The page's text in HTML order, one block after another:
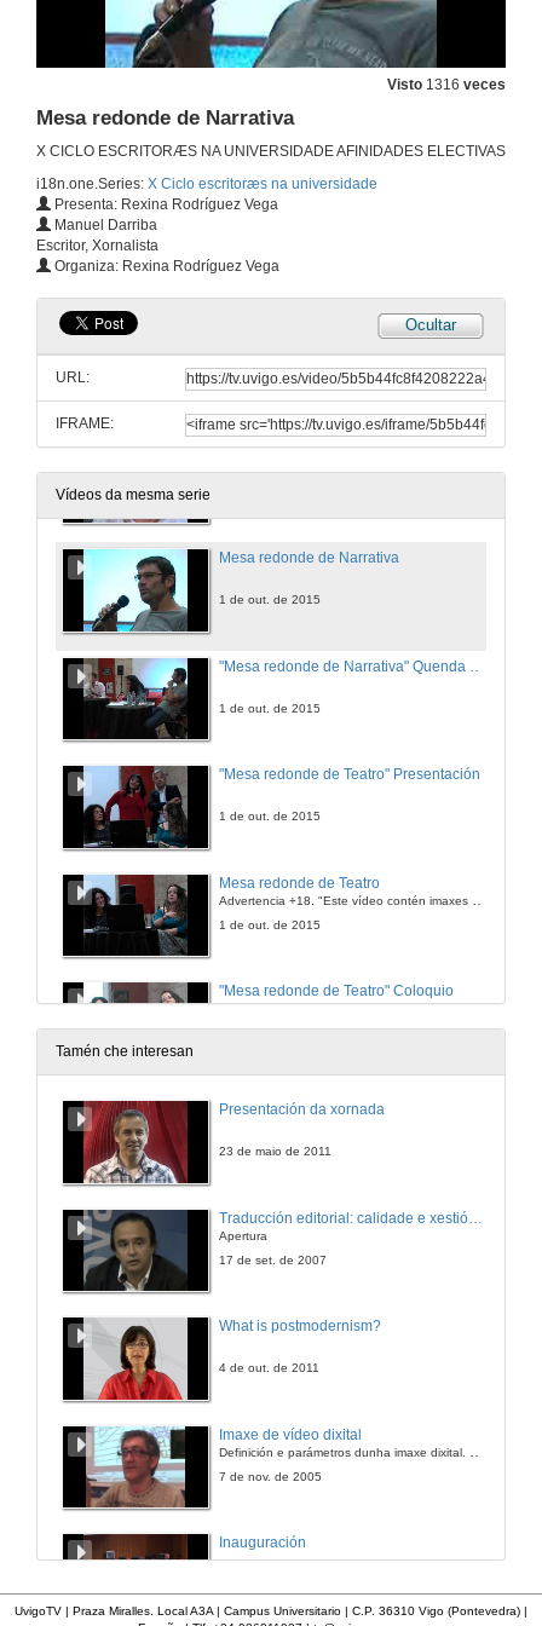
Visto 1316 veces
Mesa redonde de Narrativa
X CICLO ESCRITORÆS NA UNIVERSIDADE AFINIDADES ELECTIVAS
i18n.one.Series: X Ciclo escritoræs na universidade
Presenta: Rexina Rodríguez Vega
Manuel Darriba
Escritor, Xornalista
Organiza: Rexina Rodríguez Vega
Ocultar
URL:
IFRAME:
Vídeos da mesma serie
Mesa redonda de Poesía
1 de out. de 2015
Mesa redonda de Poesía
1 de out. de 2015
"Mesa redonde de Narrativa" Introdución
1 de out. de 2015
Mesa redonde de Narrativa
Mesa redonde de Narrativa
1 de out. de 2015
1 de out. de 2015
"Mesa redonde de Teatro" Presentación
1 de out. de 2015
Mesa redonde de Teatro
Advertencia +18. "Este vídeo contén imaxes con carácter explícito que poden xerar susceptibilidade no espectador.
1 de out. de 2015
"Mesa redonde de Teatro" Coloquio
1 de out. de 2015
Tamén che interesan
Presentación da xornada
23 de maio de 2011
Apertura
17 de set. de 2007
What is postmodernism?
4 de out. de 2011
Imaxe de vídeo dixital
Definición e parámetros dunha imaxe dixital. Resolución e Aspecto. Profundidade da cor. Compresión. Frame por segundo. Entrelazado. Campos, cadros
7 de nov. de 2005
Inauguración
UvigoTV | Praza Miralles. Local A3A | Campus Universitario | C.P. 36310 Vigo (Pontevedra) |